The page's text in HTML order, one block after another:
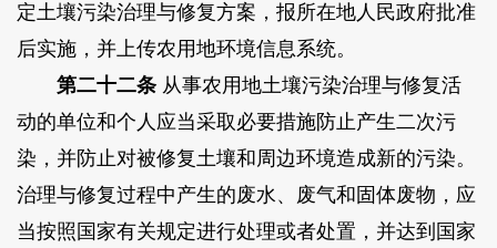
定土壤污染治理与修复方案，报所在地人民政府批准
后实施，并上传农用地环境信息系统。
第二十二条从事农用地土壤污染治理与修复活
动的单位和个人应当采取必要措施防止产生二次污
染，并防止对被修复土壤和周边环境造成新的污染。
治理与修复过程中产生的废水、废气和固体废物，应
当按照国家有关规定进行处理或者处置，并达到国家